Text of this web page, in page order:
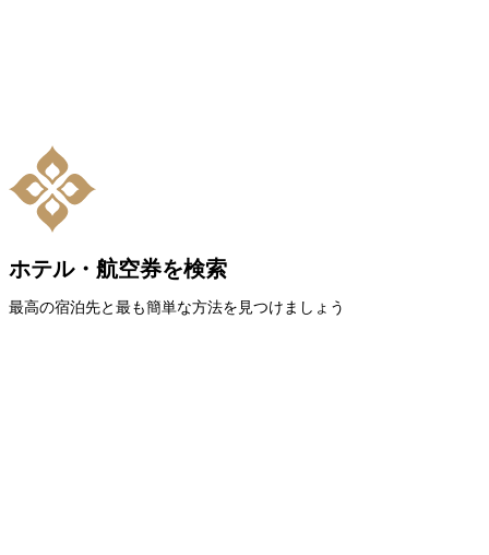
ホテル・航空券を検索
最高の宿泊先と最も簡単な方法を見つけましょう